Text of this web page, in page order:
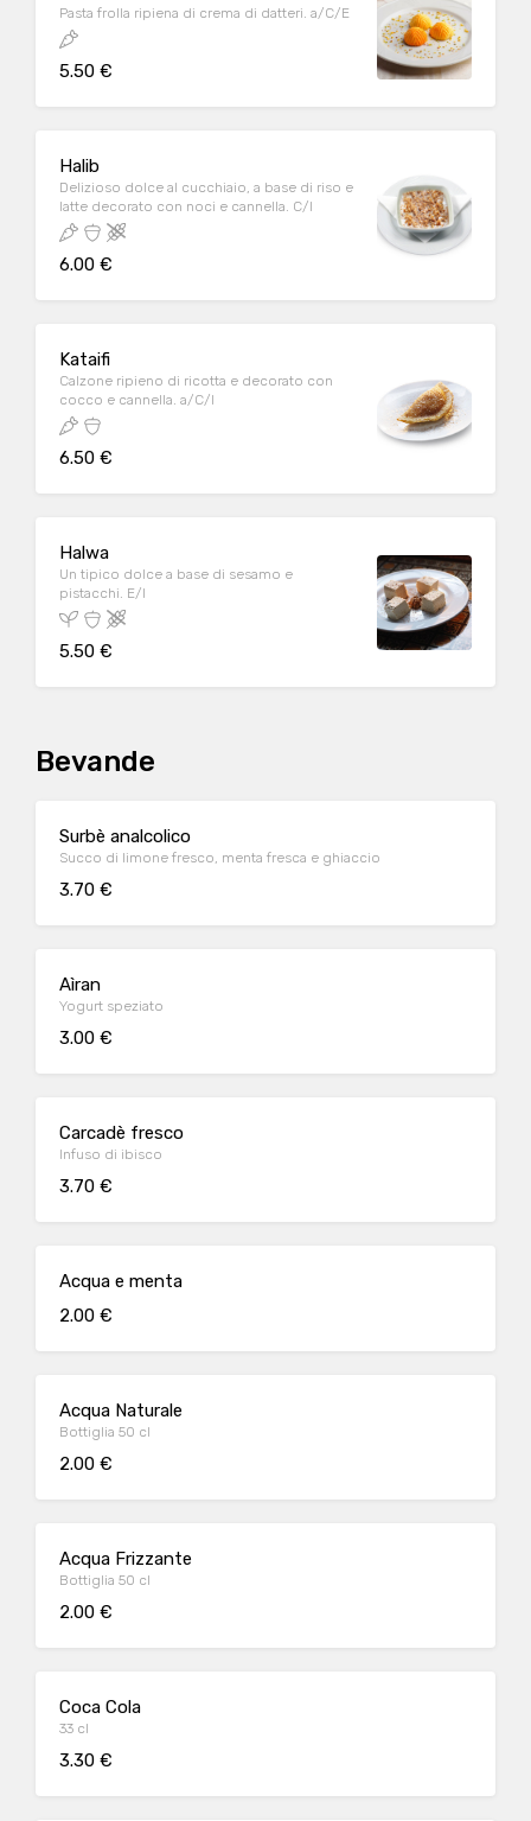
Pasta frolla ripiena di crema di datteri. a/C/E
5.50 €
Halib
Delizioso dolce al cucchiaio, a base di riso e
latte decorato con noci e cannella. C/I
6.00 €
Kataifi
Calzone ripieno di ricotta e decorato con
cocco e cannella. a/C/I
6.50 €
Halwa
Un tipico dolce a base di sesamo e
pistacchi. E/I
5.50 €
Bevande
Surbè analcolico
Succo di limone fresco, menta fresca e ghiaccio
3.70 €
Aìran
Yogurt speziato
3.00 €
Carcadè fresco
Infuso di ibisco
3.70 €
Acqua e menta
2.00 €
Acqua Naturale
Bottiglia 50 cl
2.00 €
Acqua Frizzante
Bottiglia 50 cl
2.00 €
Coca Cola
33 cl
3.30 €